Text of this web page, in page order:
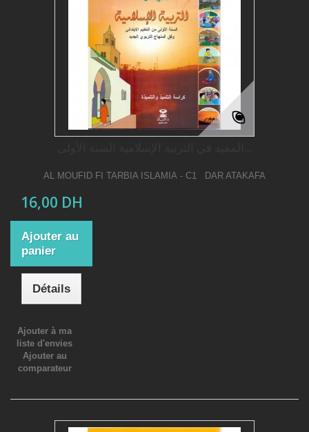
AL MOUFID FI TARBIA ISLAMIA - C1 DAR ATAKAFA
16,00 DH
Ajouter au
panier
Détails
Ajouter à ma
liste d'envies
Ajouter au
comparateur